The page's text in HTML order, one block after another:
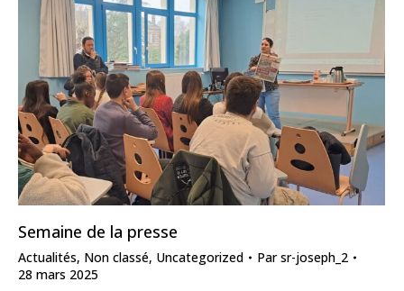
Semaine de la presse
Actualités, Non classé, Uncategorized Parsr-joseph_2
28 mars 2025